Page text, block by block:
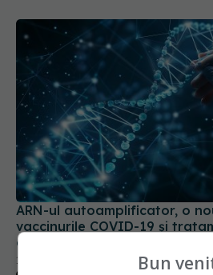
ARN-ul autoamplificator, o
vaccinurile COVID-19 și
cancer
13 sep 2024, 23:47 Bun